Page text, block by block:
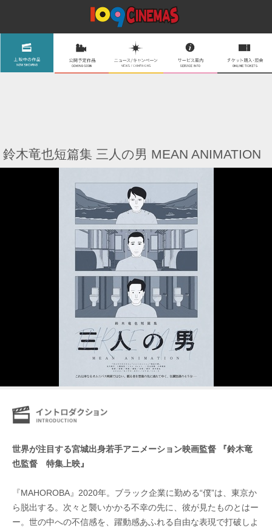
鈴木竜也短篇集 三人の男 MEAN ANIMATION
世界が注目する宮城出身若手アニメーション映画監督 『鈴木竜
也監督 特集上映』
『MAHOROBA』2020年。ブラック企業に勤める“僕”は、東京か
ら脱出する。次々と襲いかかる不幸の先に、彼が見たものとはー
ー。世の中への不信感を、躍動感あふれる自由な表現で打破しよ